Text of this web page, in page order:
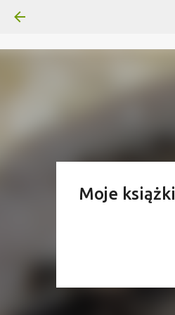
Moje książki